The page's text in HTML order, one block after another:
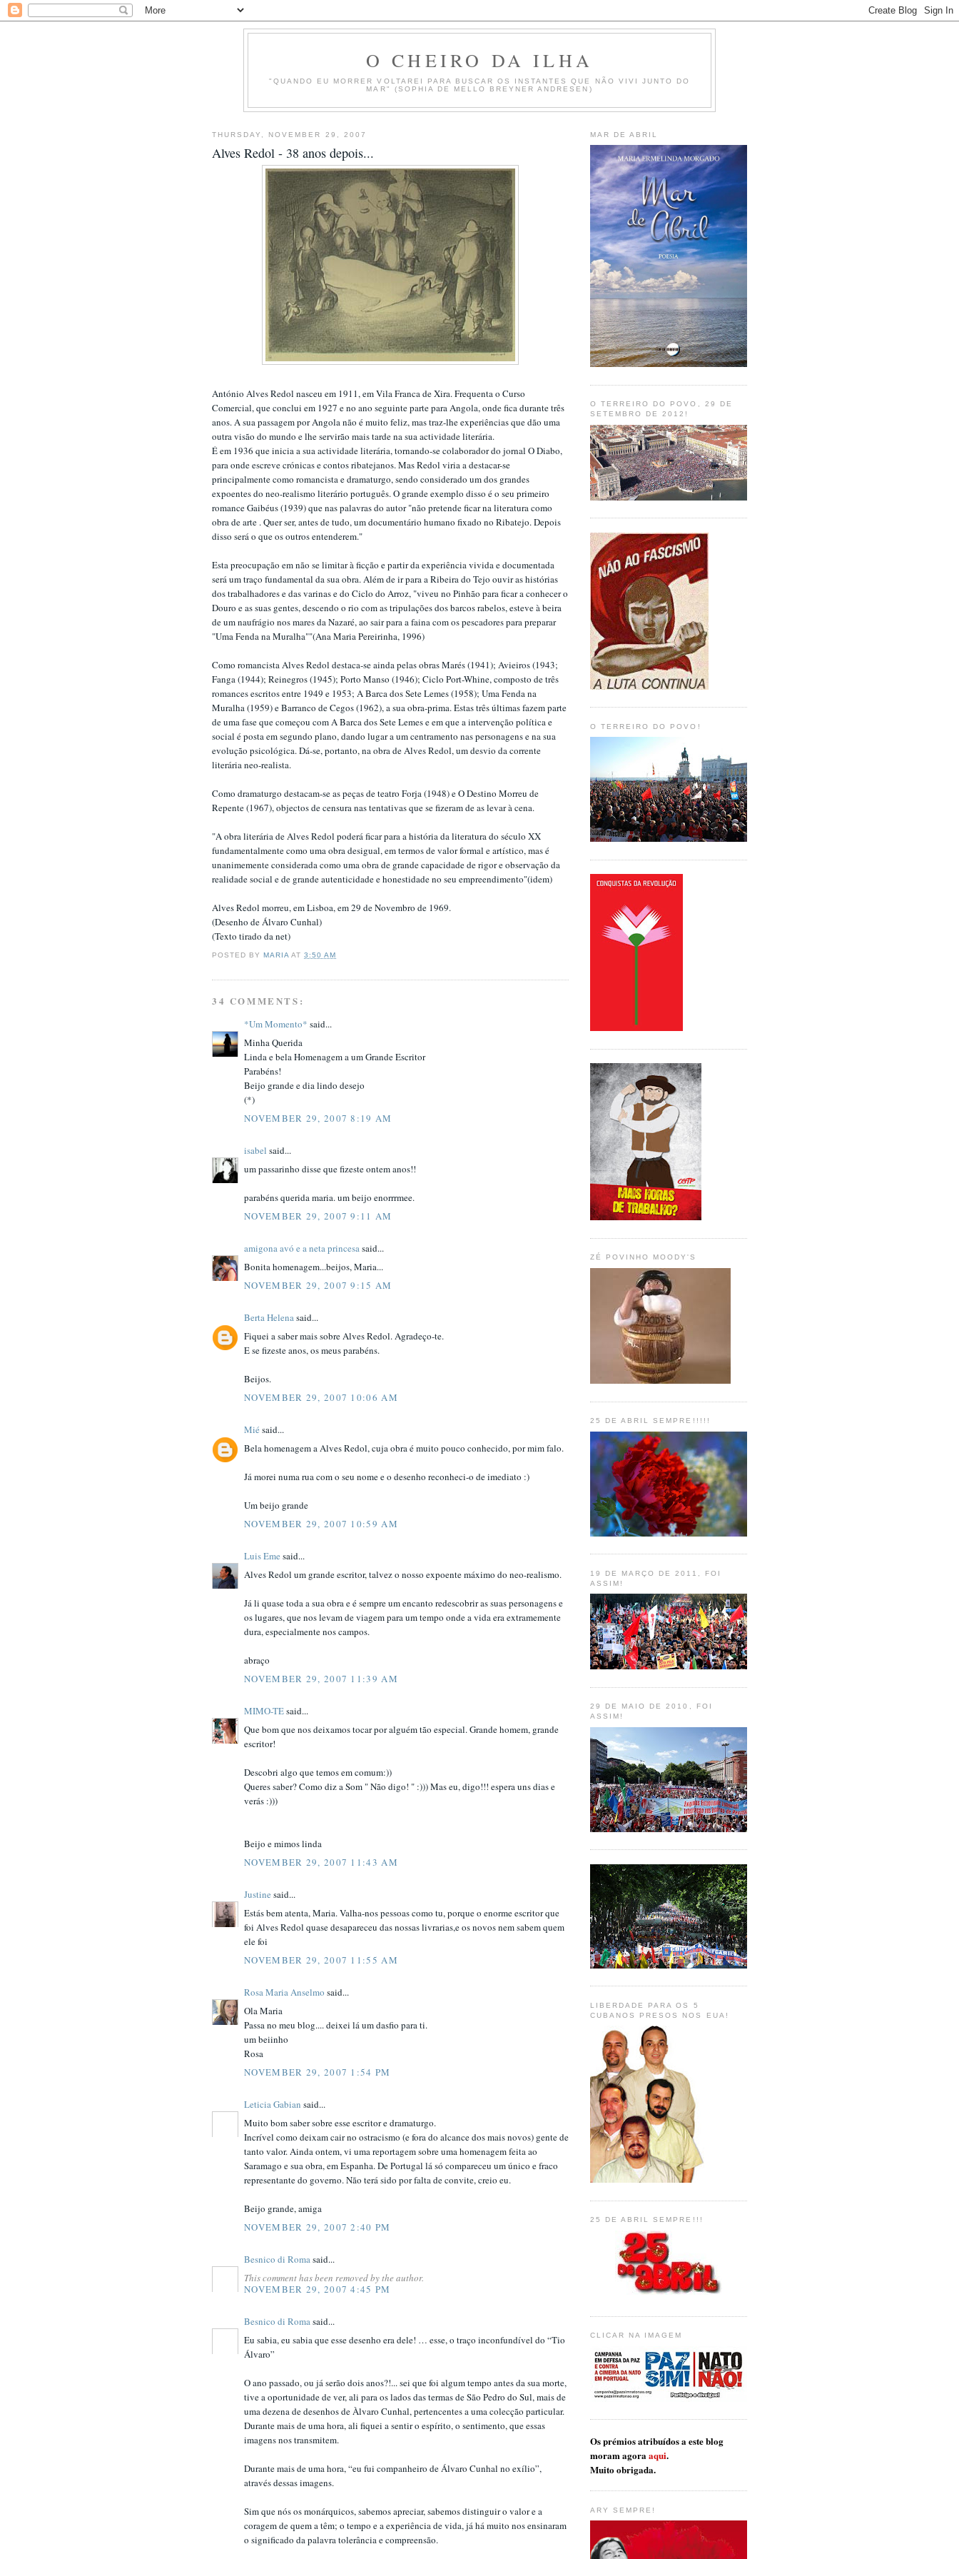
O CHEIRO DA ILHA
"QUANDO EU MORRER VOLTAREI PARA BUSCAR OS INSTANTES QUE NÃO VIVI JUNTO DO
MAR" (SOPHIA DE MELLO BREYNER ANDRESEN)
THURSDAY, NOVEMBER 29, 2007
Alves Redol - 38 anos depois...
António Alves Redol nasceu em 1911, em Vila Franca de Xira. Frequenta o Curso
Comercial, que conclui em 1927 e no ano seguinte parte para Angola, onde fica durante três
anos. A sua passagem por Angola não é muito feliz, mas traz-lhe experiências que dão uma
outra visão do mundo e lhe servirão mais tarde na sua actividade literária.
É em 1936 que inicia a sua actividade literária, tornando-se colaborador do jornal O Diabo,
para onde escreve crónicas e contos ribatejanos. Mas Redol viria a destacar-se
principalmente como romancista e dramaturgo, sendo considerado um dos grandes
expoentes do neo-realismo literário português. O grande exemplo disso é o seu primeiro
romance Gaibéus (1939) que nas palavras do autor "não pretende ficar na literatura como
obra de arte . Quer ser, antes de tudo, um documentário humano fixado no Ribatejo. Depois
disso será o que os outros entenderem."
Esta preocupação em não se limitar à ficção e partir da experiência vivida e documentada
será um traço fundamental da sua obra. Além de ir para a Ribeira do Tejo ouvir as histórias
dos trabalhadores e das varinas e do Ciclo do Arroz, "viveu no Pinhão para ficar a conhecer o
Douro e as suas gentes, descendo o rio com as tripulações dos barcos rabelos, esteve à beira
de um naufrágio nos mares da Nazaré, ao sair para a faina com os pescadores para preparar
"Uma Fenda na Muralha""(Ana Maria Pereirinha, 1996)
Como romancista Alves Redol destaca-se ainda pelas obras Marés (1941); Avieiros (1943;
Fanga (1944); Reinegros (1945); Porto Manso (1946); Ciclo Port-Whine, composto de três
romances escritos entre 1949 e 1953; A Barca dos Sete Lemes (1958); Uma Fenda na
Muralha (1959) e Barranco de Cegos (1962), a sua obra-prima. Estas três últimas fazem parte
de uma fase que começou com A Barca dos Sete Lemes e em que a intervenção política e
social é posta em segundo plano, dando lugar a um centramento nas personagens e na sua
evolução psicológica. Dá-se, portanto, na obra de Alves Redol, um desvio da corrente
literária neo-realista.
Como dramaturgo destacam-se as peças de teatro Forja (1948) e O Destino Morreu de
Repente (1967), objectos de censura nas tentativas que se fizeram de as levar à cena.
"A obra literária de Alves Redol poderá ficar para a história da literatura do século XX
fundamentalmente como uma obra desigual, em termos de valor formal e artístico, mas é
unanimemente considerada como uma obra de grande capacidade de rigor e observação da
realidade social e de grande autenticidade e honestidade no seu empreendimento"(idem)
Alves Redol morreu, em Lisboa, em 29 de Novembro de 1969.
(Desenho de Álvaro Cunhal)
(Texto tirado da net)
POSTED BYMARIA AT3:50 AM
34 COMMENTS:
*Um Momento* said...
Minha Querida
Linda e bela Homenagem a um Grande Escritor
Parabéns!
Beijo grande e dia lindo desejo
(*)
NOVEMBER 29, 2007 8:19 AM
isabel said...
um passarinho disse que fizeste ontem anos!!
parabéns querida maria. um beijo enorrrmee.
NOVEMBER 29, 2007 9:11 AM
amigona avó e a neta princesa said...
Bonita homenagem...beijos, Maria...
NOVEMBER 29, 2007 9:15 AM
Berta Helena said...
Fiquei a saber mais sobre Alves Redol. Agradeço-te.
E se fizeste anos, os meus parabéns.
Beijos.
NOVEMBER 29, 2007 10:06 AM
Mié said...
Bela homenagem a Alves Redol, cuja obra é muito pouco conhecido, por mim falo.
Já morei numa rua com o seu nome e o desenho reconheci-o de imediato :)
Um beijo grande
NOVEMBER 29, 2007 10:59 AM
Luis Eme said...
Alves Redol um grande escritor, talvez o nosso expoente máximo do neo-realismo.
Já li quase toda a sua obra e é sempre um encanto redescobrir as suas personagens e
os lugares, que nos levam de viagem para um tempo onde a vida era extramemente
dura, especialmente nos campos.
abraço
NOVEMBER 29, 2007 11:39 AM
MIMO-TEsaid...
Que bom que nos deixamos tocar por alguém tão especial. Grande homem, grande
escritor!
Descobri algo que temos em comum:))
Queres saber? Como diz a Som " Não digo! " :))) Mas eu, digo!!! espera uns dias e
verás :)))
Beijo e mimos linda
NOVEMBER 29, 2007 11:43 AM
Justine said...
Estás bem atenta, Maria. Valha-nos pessoas como tu, porque o enorme escritor que
foi Alves Redol quase desapareceu das nossas livrarias,e os novos nem sabem quem
ele foi
NOVEMBER 29, 2007 11:55 AM
Rosa Maria Anselmo said...
Ola Maria
Passa no meu blog.... deixei lá um dasfio para ti.
um beiinho
Rosa
NOVEMBER 29, 2007 1:54 PM
Leticia Gabian said...
Muito bom saber sobre esse escritor e dramaturgo.
Incrível como deixam cair no ostracismo (e fora do alcance dos mais novos) gente de
tanto valor. Ainda ontem, vi uma reportagem sobre uma homenagem feita ao
Saramago e sua obra, em Espanha. De Portugal lá só compareceu um único e fraco
representante do governo. Não terá sido por falta de convite, creio eu.
Beijo grande, amiga
NOVEMBER 29, 2007 2:40 PM
Besnico di Roma said...
This comment has been removed by the author.
NOVEMBER 29, 2007 4:45 PM
Besnico di Romasaid...
Eu sabia, eu sabia que esse desenho era dele! … esse, o traço inconfundível do “Tio
Álvaro”
O ano passado, ou já serão dois anos?!... sei que foi algum tempo antes da sua morte,
tive a oportunidade de ver, ali para os lados das termas de São Pedro do Sul, mais de
uma dezena de desenhos de Àlvaro Cunhal, pertencentes a uma colecção particular.
Durante mais de uma hora, ali fiquei a sentir o espírito, o sentimento, que essas
imagens nos transmitem.
Durante mais de uma hora, “eu fui companheiro de Álvaro Cunhal no exílio”,
através dessas imagens.
Sim que nós os monárquicos, sabemos apreciar, sabemos distinguir o valor e a
coragem de quem a têm; o tempo e a experiência de vida, já há muito nos ensinaram
o significado da palavra tolerância e compreensão.
MAR DE ABRIL
O TERREIRO DO POVO, 29 DE
SETEMBRO DE 2012!
O TERREIRO DO POVO!
ZÉ POVINHO MOODY'S
25 DE ABRIL SEMPRE!!!!!
19 DE MARÇO DE 2011, FOI
ASSIM!
29 DE MAIO DE 2010, FOI
ASSIM!
LIBERDADE PARA OS 5
CUBANOS PRESOS NOS EUA!
25 DE ABRIL SEMPRE!!!
CLICAR NA IMAGEM
Os prémios atribuídos a este blog
moram agora aqui.
Muito obrigada.
ARY SEMPRE!